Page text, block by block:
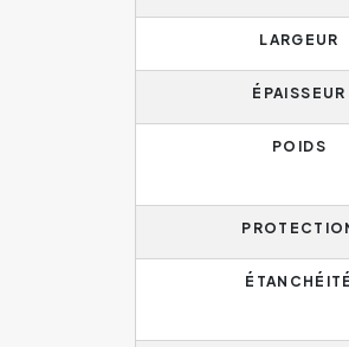
LARGEUR
ÉPAISSEUR
POIDS
ÉTANCHÉITÉ